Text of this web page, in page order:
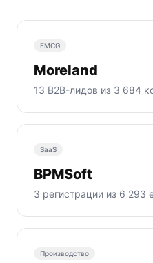
FMCG
Moreland
13 B2B-лидов из 3 684
SaaS
BPMSoft
3 регистрации из 6 293
Производство